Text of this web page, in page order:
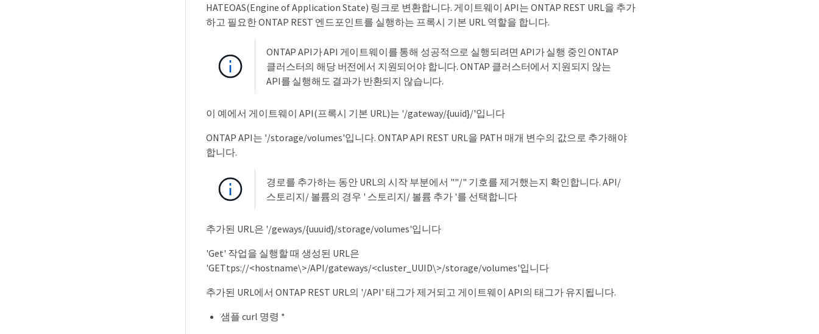
HATEOAS(Engine of Application State) 링크로 변환합니다. 게이트웨이 API는 ONTAP REST URL을 추가
하고 필요한 ONTAP REST 엔드포인트를 실행하는 프록시 기본 URL 역할을 합니다.
ONTAP API가 API 게이트웨이를 통해 성공적으로 실행되려면 API가 실행 중인 ONTAP
클러스터의 해당 버전에서 지원되어야 합니다. ONTAP 클러스터에서 지원되지 않는
API를 실행해도 결과가 반환되지 않습니다.
이 예에서 게이트웨이 API(프록시 기본 URL)는 '/gateway/{uuid}/'입니다
ONTAP API는 '/storage/volumes'입니다. ONTAP API REST URL을 PATH 매개 변수의 값으로 추가해야
합니다.
경로를 추가하는 동안 URL의 시작 부분에서 ""/" 기호를 제거했는지 확인합니다. API/
스토리지/ 볼륨의 경우 ' 스토리지/ 볼륨 추가 '를 선택합니다
추가된 URL은 '/geways/{uuuid}/storage/volumes'입니다
'Get' 작업을 실행할 때 생성된 URL은
'GETtps://<hostname\>/API/gateways/<cluster_UUID\>/storage/volumes'입니다
추가된 URL에서 ONTAP REST URL의 '/API' 태그가 제거되고 게이트웨이 API의 태그가 유지됩니다.
샘플 curl 명령 *